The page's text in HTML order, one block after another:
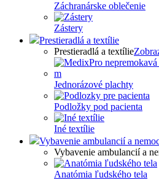
Záchranárske oblečenie
Zástery
Prestieradlá a textílie
Prestieradlá a textílie
Jednorázové plachty
Podložky pod pacienta
Iné textílie
Vybavenie ambulancií a
Vybavenie ambulancií a
Anatómia ľudského tela